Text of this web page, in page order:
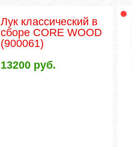
Лук классический в
сборе CORE WOOD
(900061)
13200 руб.